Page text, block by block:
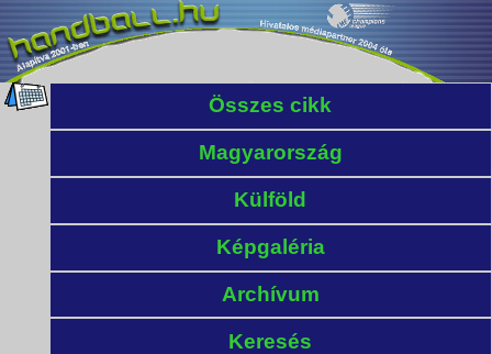
Összes cikk
Magyarország
Külföld
Képgaléria
Archívum
Keresés